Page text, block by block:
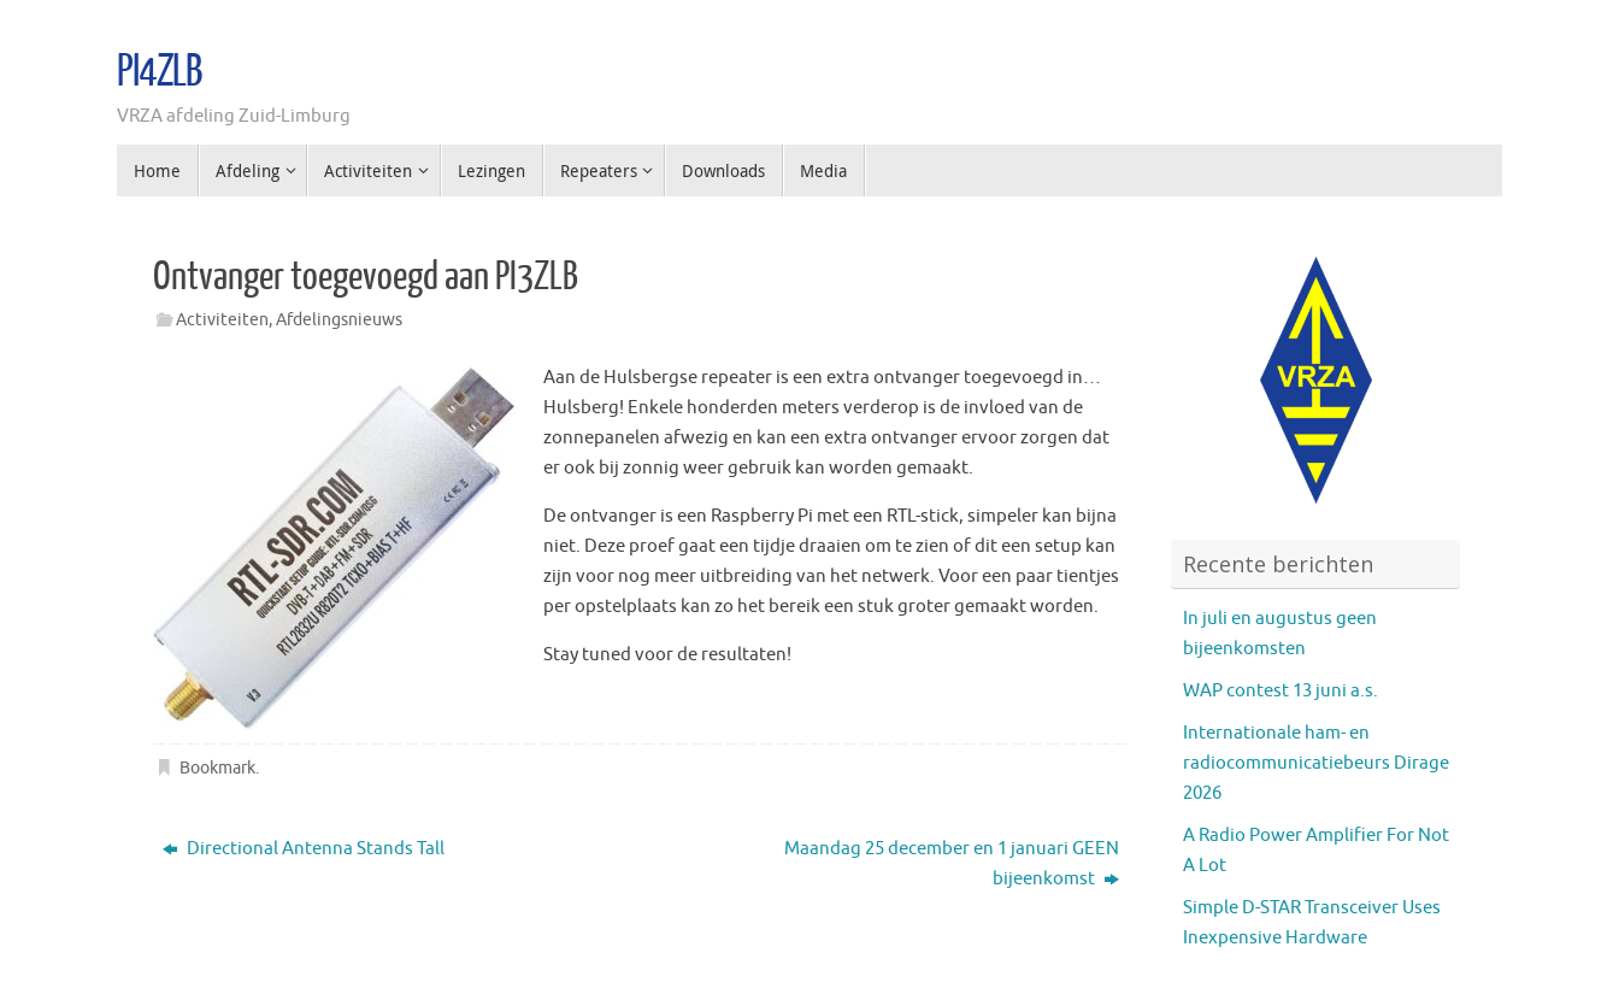
PI4ZLB
VRZA afdeling Zuid-Limburg
naarHome Afdeling Activiteiten Lezingen Repeaters Downloads Media
Ontvanger toegevoegd aan PI3ZLB
Activiteiten,Afdelingsnieuws
Aan de Hulsbergse repeater is een extra ontvanger toegevoegd in…
Hulsberg! Enkele honderden meters verderop is de invloed van de
zonnepanelen afwezig en kan een extra ontvanger ervoor zorgen dat
er ook bij zonnig weer gebruik kan worden gemaakt.
De ontvanger is een Raspberry Pi met een RTL-stick, simpeler kan bijna
niet. Deze proef gaat een tijdje draaien om te zien of dit een setup kan
zijn voor nog meer uitbreiding van het netwerk. Voor een paar tientjes
per opstelplaats kan zo het bereik een stuk groter gemaakt worden.
Stay tuned voor de resultaten!
Bookmark.
Directional Antenna Stands Tall
Maandag 25 december en 1 januari GEEN
bijeenkomst
Recente berichten
In juli en augustus geen
bijeenkomsten
WAP contest 13 juni a.s.
Internationale ham- en
radiocommunicatiebeurs Dirage
2026
A Radio Power Amplifier For Not
A Lot
Simple D-STAR Transceiver Uses
Inexpensive Hardware